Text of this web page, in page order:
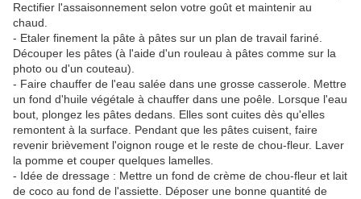
Rectifier l'assaisonnement selon votre goût et maintenir au
chaud.
- Etaler finement la pâte à pâtes sur un plan de travail fariné.
Découper les pâtes (à l'aide d'un rouleau à pâtes comme sur la
photo ou d'un couteau).
- Faire chauffer de l'eau salée dans une grosse casserole. Mettre
un fond d'huile végétale à chauffer dans une poêle. Lorsque l'eau
bout, plongez les pâtes dedans. Elles sont cuites dès qu'elles
remontent à la surface. Pendant que les pâtes cuisent, faire
revenir brièvement l'oignon rouge et le reste de chou-fleur. Laver
la pomme et couper quelques lamelles.
- Idée de dressage : Mettre un fond de crème de chou-fleur et lait
de coco au fond de l'assiette. Déposer une bonne quantité de